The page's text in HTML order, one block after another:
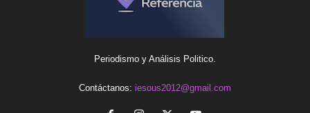
Periodismo y Análisis Politico.
Contáctanos: iesous2012@gmail.com